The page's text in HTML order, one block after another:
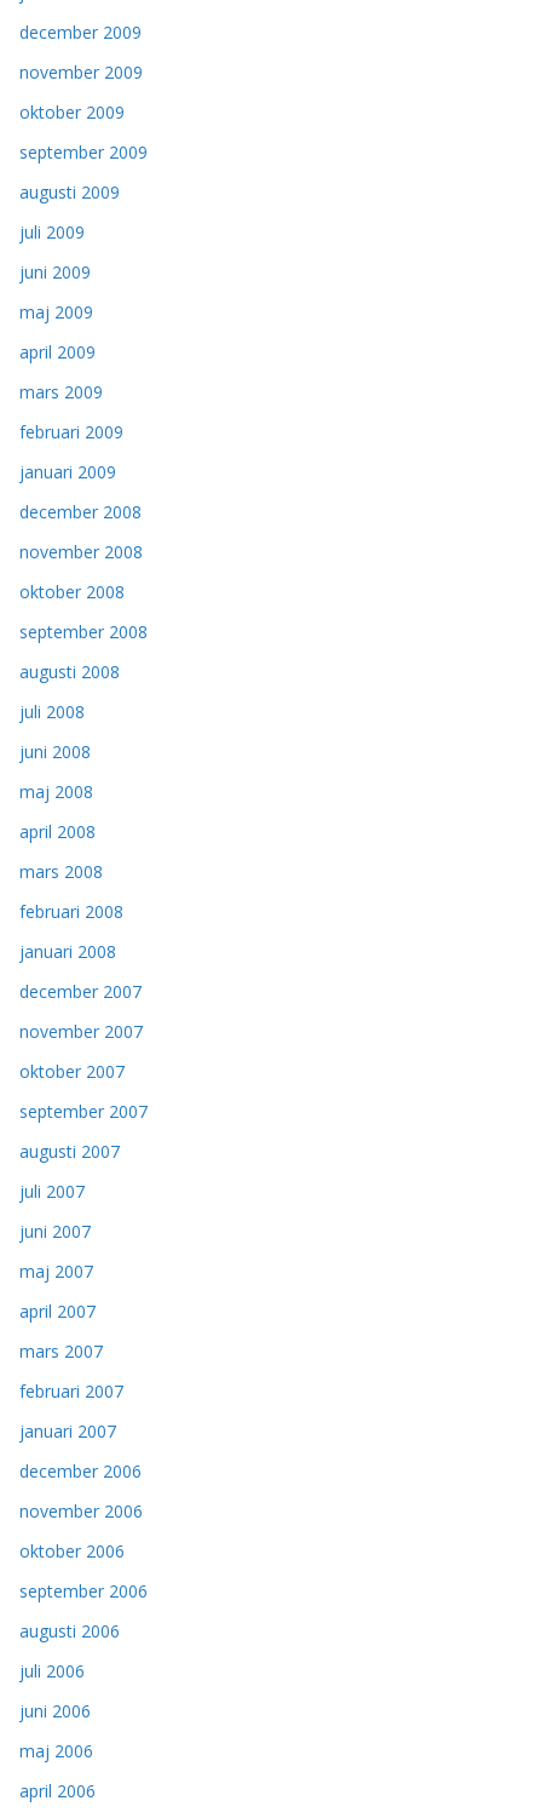
december 2009
november 2009
oktober 2009
september 2009
augusti 2009
juli 2009
juni 2009
maj 2009
april 2009
mars 2009
februari 2009
januari 2009
december 2008
november 2008
oktober 2008
september 2008
augusti 2008
juli 2008
juni 2008
maj 2008
april 2008
mars 2008
februari 2008
januari 2008
december 2007
november 2007
oktober 2007
september 2007
augusti 2007
juli 2007
juni 2007
maj 2007
april 2007
mars 2007
februari 2007
januari 2007
december 2006
november 2006
oktober 2006
september 2006
augusti 2006
juli 2006
juni 2006
maj 2006
april 2006